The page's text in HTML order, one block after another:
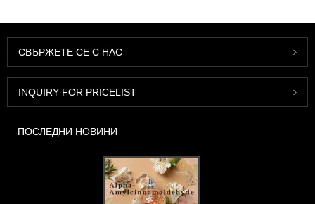
СВЪРЖЕТЕ СЕ С НАС
INQUIRY FOR PRICELIST
ПОСЛЕДНИ НОВИНИ